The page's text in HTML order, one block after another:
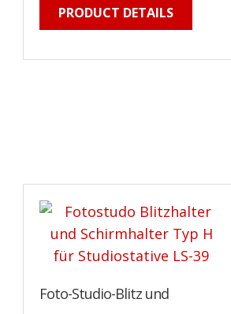
PRODUCT DETAILS
Foto-Studio-Blitz und